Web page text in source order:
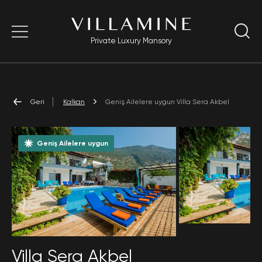
Private Luxury Mansory
Geri Kalkan Geniş Ailelere uygun Villa Sera Akbel
Geniş Ailelere uygun
Villa Sera Akbel